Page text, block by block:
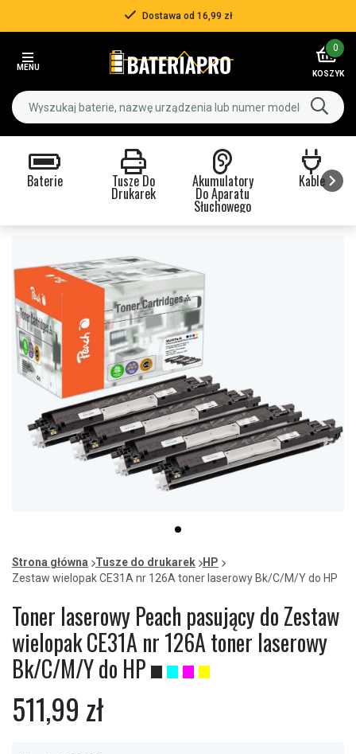
Dostawa od 16,99 zł
MENU
0
KOSZYK
Baterie Tusze Do
Drukarek
Akumulatory
Do Aparatu
Słuchowego
Kable
item
0
of
1
Strona główna Tusze do drukarek
HP
Zestaw wielopak CE31A nr 126A toner laserowy Bk/C/M/Y do HP
Toner laserowy Peach pasujący do Zestaw
wielopak CE31A nr 126A toner laserowy
Bk/C/M/Y do HP
511,99 zł